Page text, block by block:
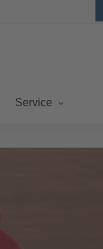
Service